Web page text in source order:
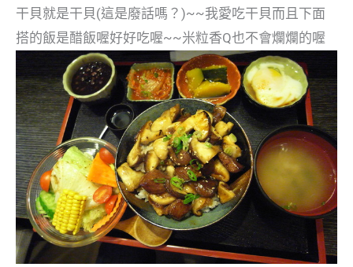
干貝就是干貝(這是廢話嗎？)~~我愛吃干貝而且下面
搭的飯是醋飯喔好好吃喔~~米粒香Q也不會爛爛的喔